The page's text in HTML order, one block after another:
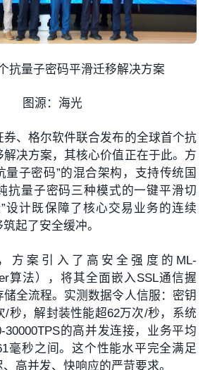
抗量子密码平滑迁移解决方案
图源：海光
券、格尔软件联合发布的全球首个抗
决方案，其核心价值正在于此。方
量子密码”的混合架构，支持传统国
抗量子密码三种模式的一键平滑切
设计既保障了核心交易业务的连续
起了安全缓冲。
方案引入了高安全强度的ML-
算法），将其全面嵌入SSL通信握
储全流程。实测数据令人信服：密钥
/秒，解封装性能超62万次/秒，系统
30000TPS的高并发连接，业务平均
毫秒之间。这个性能水平完全满足
高并发、快响应的严苛要求。